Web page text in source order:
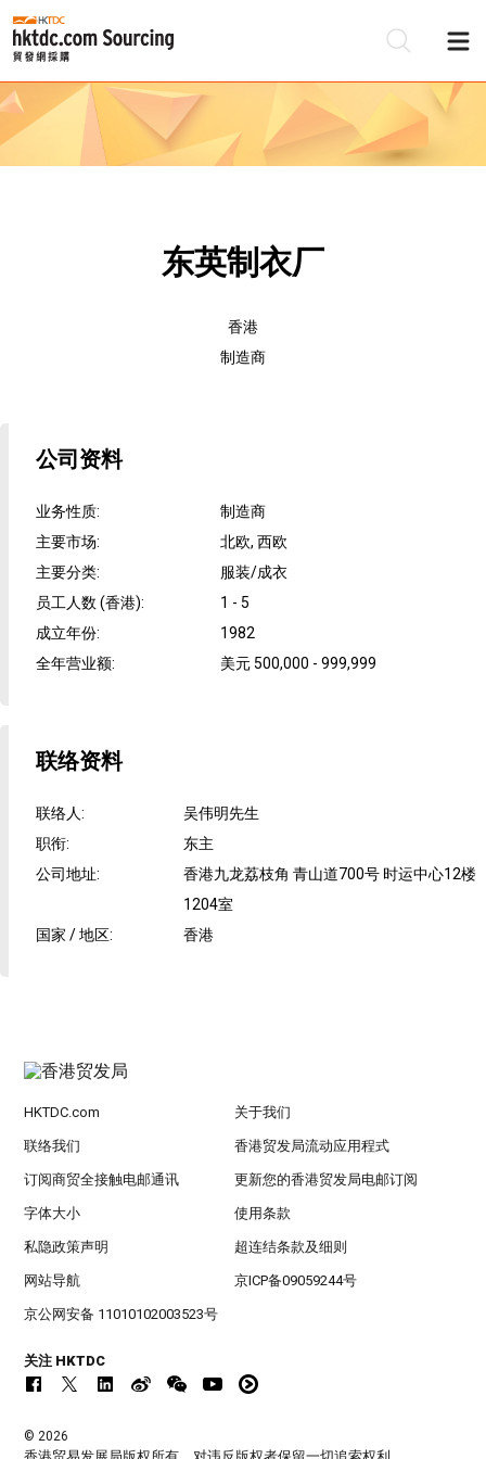
东英制衣厂
香港
制造商
公司资料
业务性质:
制造商
主要市场:
北欧, 西欧
主要分类:
服装/成衣
员工人数 (香港):
1 - 5
成立年份:
1982
全年营业额: 美元 500,000 - 999,999
联络资料
联络人:
吴伟明先生
职衔:
东主
公司地址:
香港九龙荔枝角 青山道700号 时运中心12楼
1204室
国家 / 地区: 香港
HKTDC.com 关于我们
联络我们 香港贸发局流动应用程式
订阅商贸全接触电邮通讯 更新您的香港贸发局电邮订阅
字体大小 使用条款
私隐政策声明 超连结条款及细则
网站导航 京ICP备09059244号
京公网安备 11010102003523号
关注 HKTDC
© 2026